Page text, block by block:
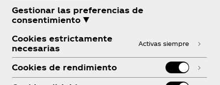
¿Necesitas Ayuda?
Gestionar las preferencias de
consentimiento ▼
Cookies estrictamente
necesarias
Activas siempre
Cookies de rendimiento